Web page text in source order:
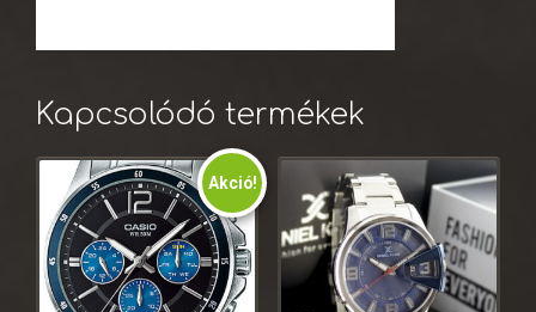
Kapcsolódó termékek
Akció!